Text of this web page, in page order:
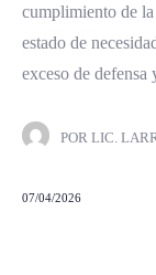
cumplimiento de
estado de
exceso de
POR LIC.
07/04/2026